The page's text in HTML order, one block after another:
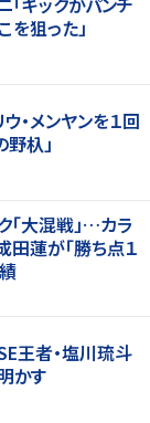
を狙った」
・メンヤンを１回
野杁」
「大混戦」…カラ
田蓮が「勝ち点１
王者・塩川琉斗
かす